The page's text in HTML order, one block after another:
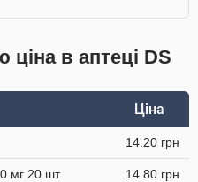
ціна в аптеці DS
Ціна
14.20 грн
мг 20 шт 14.80 грн